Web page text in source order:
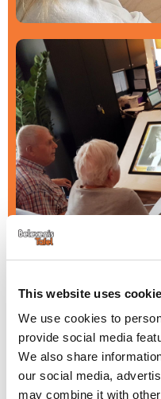
This website uses
We use cookies to
provide social media
We also share
our social media,
may combine it with
Zorg voor
Muziek uit de tiener- en
herinneringen op en kan
ouderen of oudere cliënten